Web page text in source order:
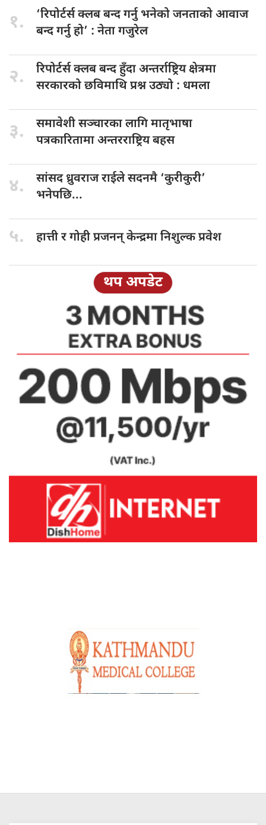
१. ‘रिपोर्टर्स क्लबबन्द गर्नु भनेको जनताको आवाज
बन्द गर्नु हो’ : नेता गजुरेल
२. रिपोर्टर्स क्लबबन्द हुँदा अन्तर्राष्ट्रिय क्षेत्रमा
सरकारको छविमाथि प्रश्न उठ्यो : धमला
३. समावेशी सञ्चारकालागि मातृभाषा
पत्रकारितामा अन्तरराष्ट्रिय बहस
४. सांसद ध्रुवराजराईले सदनमै ‘कुरीकुरी’
भनेपछि...
५. हात्ती रगोही प्रजनन् केन्द्रमा निशुल्क प्रवेश
थप अपडेट